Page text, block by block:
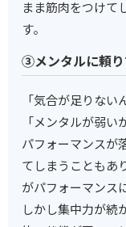
まま筋肉をつけて
す。
③メンタルに頼り
「気合が足りない
「メンタルが弱い
パフォーマンスが
てしまうこともあ
がパフォーマンス
しかし集中力が続